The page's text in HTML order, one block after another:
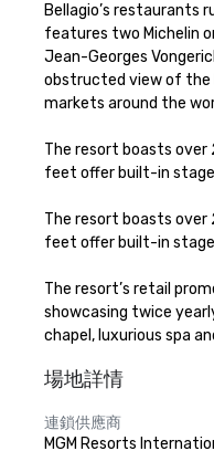
Bellagio’s restaurants
features two Michelin
Jean-Georges
obstructed view of the
markets around the
The resort boasts
feet offer built-in
The resort boasts
feet offer built-in
The resort’s retail
showcasing twice
chapel, luxurious spa
場地詳情
連鎖供應商
MGM Resorts